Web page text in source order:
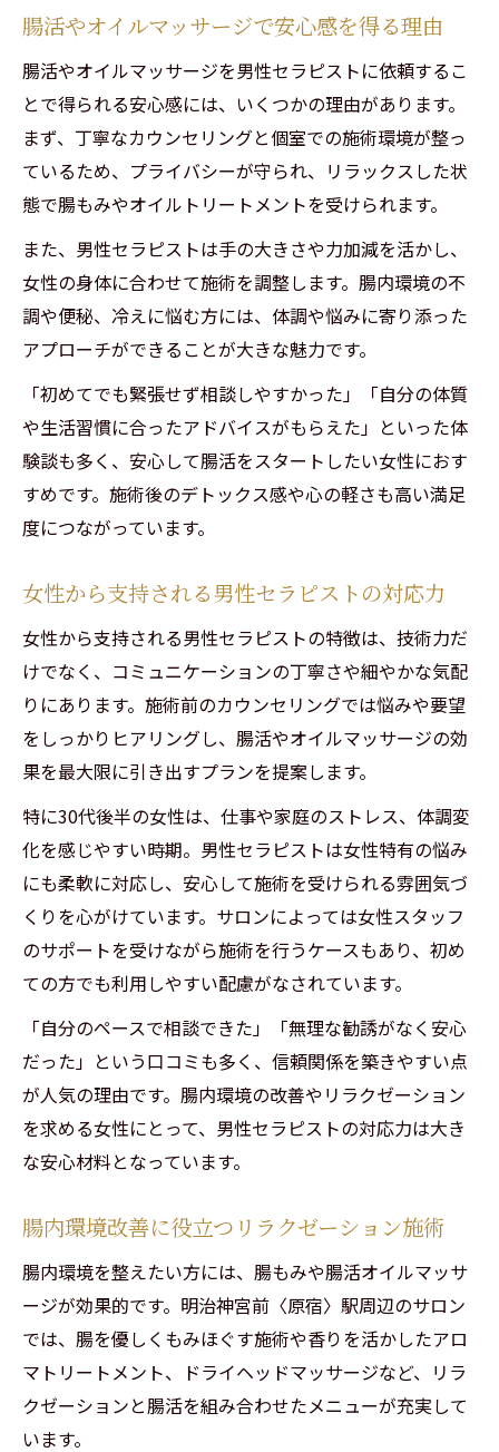
腸活やオイルマッサージで安心感を得る理由
腸活やオイルマッサージを男性セラピストに依頼するこ
とで得られる安心感には、いくつかの理由があります。
まず、丁寧なカウンセリングと個室での施術環境が整っ
ているため、プライバシーが守られ、リラックスした状
態で腸もみやオイルトリートメントを受けられます。
また、男性セラピストは手の大きさや力加減を活かし、
女性の身体に合わせて施術を調整します。腸内環境の不
調や便秘、冷えに悩む方には、体調や悩みに寄り添った
アプローチができることが大きな魅力です。
「初めてでも緊張せず相談しやすかった」「自分の体質
や生活習慣に合ったアドバイスがもらえた」といった体
験談も多く、安心して腸活をスタートしたい女性におす
すめです。施術後のデトックス感や心の軽さも高い満足
度につながっています。
女性から支持される男性セラピストの対応力
女性から支持される男性セラピストの特徴は、技術力だ
けでなく、コミュニケーションの丁寧さや細やかな気配
りにあります。施術前のカウンセリングでは悩みや要望
をしっかりヒアリングし、腸活やオイルマッサージの効
果を最大限に引き出すプランを提案します。
特に30代後半の女性は、仕事や家庭のストレス、体調変
化を感じやすい時期。男性セラピストは女性特有の悩み
にも柔軟に対応し、安心して施術を受けられる雰囲気づ
くりを心がけています。サロンによっては女性スタッフ
のサポートを受けながら施術を行うケースもあり、初め
ての方でも利用しやすい配慮がなされています。
「自分のペースで相談できた」「無理な勧誘がなく安心
だった」という口コミも多く、信頼関係を築きやすい点
が人気の理由です。腸内環境の改善やリラクゼーション
を求める女性にとって、男性セラピストの対応力は大き
な安心材料となっています。
腸内環境改善に役立つリラクゼーション施術
腸内環境を整えたい方には、腸もみや腸活オイルマッサ
ージが効果的です。明治神宮前〈原宿〉駅周辺のサロン
では、腸を優しくもみほぐす施術や香りを活かしたアロ
マトリートメント、ドライヘッドマッサージなど、リラ
クゼーションと腸活を組み合わせたメニューが充実して
います。